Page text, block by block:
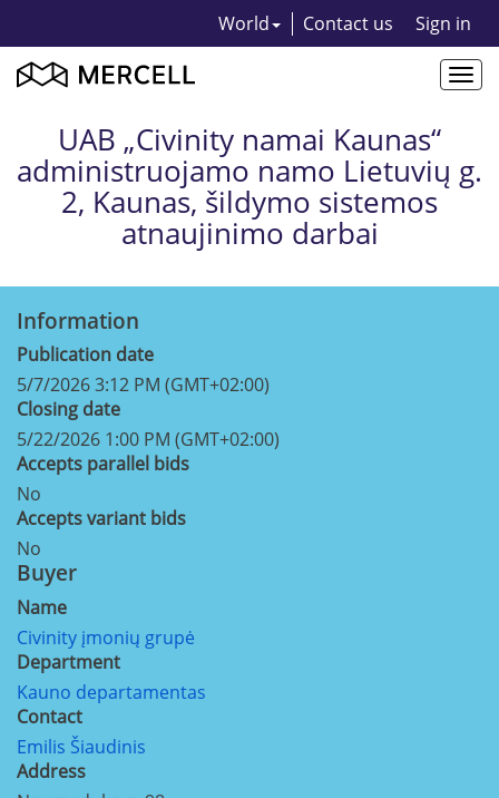
World Contact us Sign in
UAB „Civinity namai Kaunas“
administruojamo namo Lietuvių g.
2, Kaunas, šildymo sistemos
atnaujinimo darbai
Information
Publication date
5/7/2026 3:12 PM (GMT+02:00)
Closing date
5/22/2026 1:00 PM (GMT+02:00)
Accepts parallel bids
No
Accepts variant bids
No
Buyer
Name
Civinity įmonių grupė
Department
Kauno departamentas
Contact
Emilis Šiaudinis
Address